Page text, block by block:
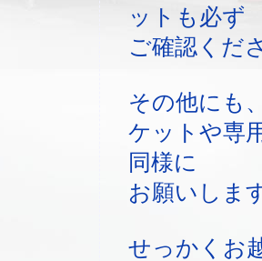
ットも必ず
ご確認くだ
その他にも
ケットや専
同様に
お願いしま
せっかくお